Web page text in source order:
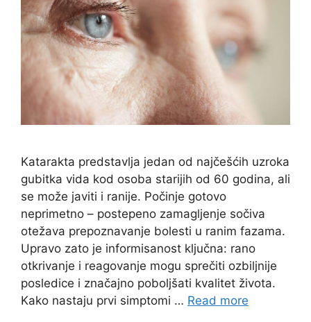
Katarakta predstavlja jedan od najčešćih uzroka
gubitka vida kod osoba starijih od 60 godina, ali
se može javiti i ranije. Počinje gotovo
neprimetno – postepeno zamagljenje sočiva
otežava prepoznavanje bolesti u ranim fazama.
Upravo zato je informisanost ključna: rano
otkrivanje i reagovanje mogu sprečiti ozbiljnije
posledice i značajno poboljšati kvalitet života.
Kako nastaju prvi simptomi … Read more